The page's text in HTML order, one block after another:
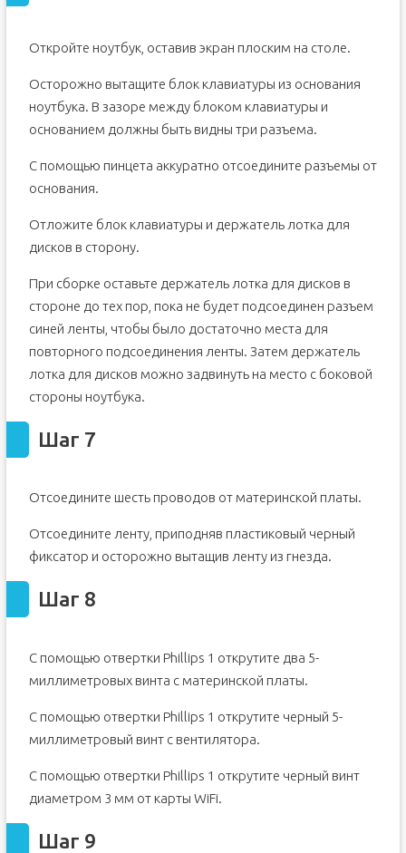
Откройте ноутбук, оставив экран плоским на столе.
Осторожно вытащите блок клавиатуры из основания
ноутбука. В зазоре между блоком клавиатуры и
основанием должны быть видны три разъема.
С помощью пинцета аккуратно отсоедините разъемы от
основания.
Отложите блок клавиатуры и держатель лотка для
дисков в сторону.
При сборке оставьте держатель лотка для дисков в
стороне до тех пор, пока не будет подсоединен разъем
синей ленты, чтобы было достаточно места для
повторного подсоединения ленты. Затем держатель
лотка для дисков можно задвинуть на место с боковой
стороны ноутбука.
Шаг 7
Отсоедините шесть проводов от материнской платы.
Отсоедините ленту, приподняв пластиковый черный
фиксатор и осторожно вытащив ленту из гнезда.
Шаг 8
С помощью отвертки Phillips 1 открутите два 5-
миллиметровых винта с материнской платы.
С помощью отвертки Phillips 1 открутите черный 5-
миллиметровый винт с вентилятора.
С помощью отвертки Phillips 1 открутите черный винт
диаметром 3 мм от карты WiFi.
Шаг 9